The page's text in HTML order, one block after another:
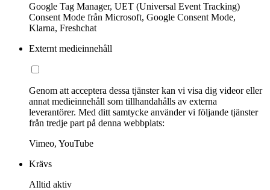
Google Tag Manager, UET (Universal Event Tracking)
Consent Mode från Microsoft, Google Consent Mode,
Klarna, Freshchat
Externt medieinnehåll
Genom att acceptera dessa tjänster kan vi visa dig videor eller
annat medieinnehåll som tillhandahålls av externa
leverantörer. Med ditt samtycke använder vi följande tjänster
från tredje part på denna webbplats:
Vimeo, YouTube
Krävs
Alltid aktiv